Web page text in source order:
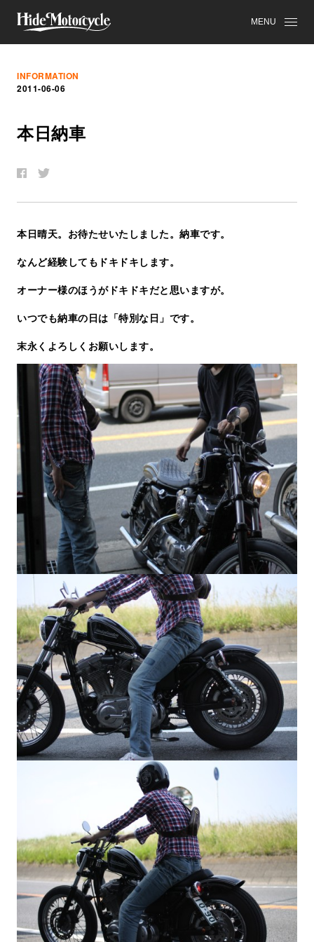
MENU
INFORMATION
2011-06-06
本日納車
本日晴天。お待たせいたしました。納車です。
なんど経験してもドキドキします。
オーナー様のほうがドキドキだと思いますが。
いつでも納車の日は「特別な日」です。
末永くよろしくお願いします。